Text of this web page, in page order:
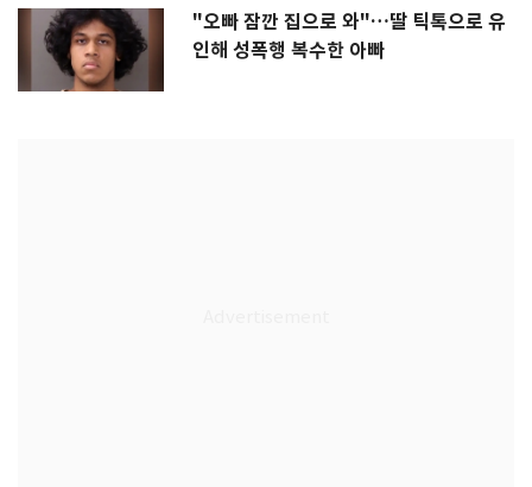
"오빠 잠깐 집으로 와"…딸 틱톡으로 유
인해 성폭행 복수한 아빠